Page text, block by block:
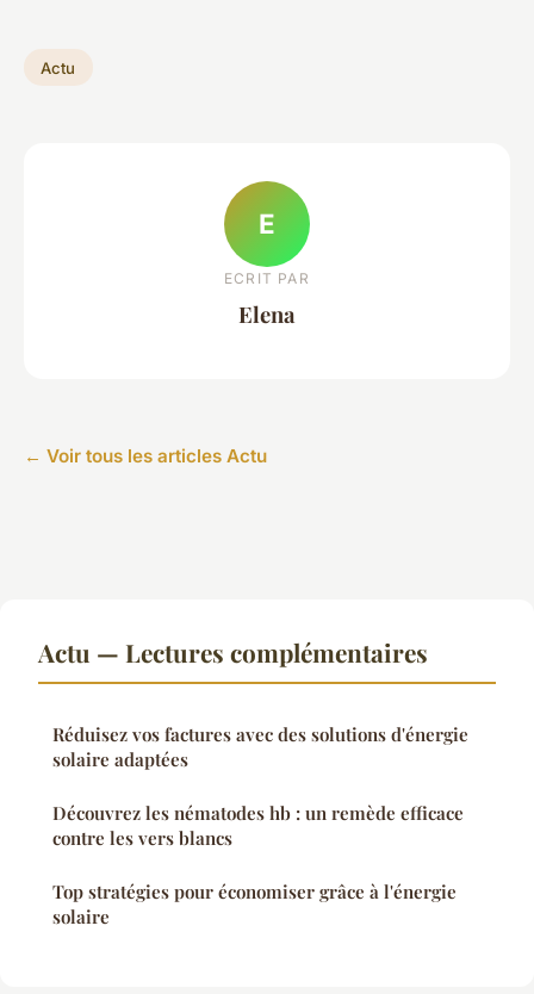
Actu
E
ECRIT PAR
Elena
← Voir tous les articles Actu
Actu — Lectures complémentaires
Réduisez vos factures avec des solutions d'énergie
solaire adaptées
Découvrez les nématodes hb : un remède efficace
contre les vers blancs
Top stratégies pour économiser grâce à l'énergie
solaire